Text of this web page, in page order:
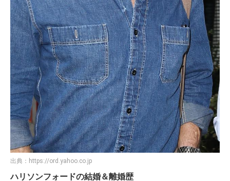
出典： https://ord.yahoo.co.jp
ハリソンフォードの結婚＆離婚歴